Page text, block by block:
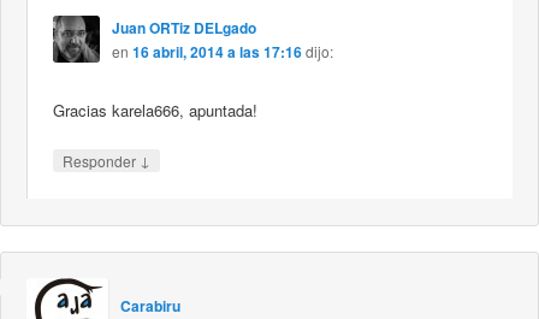
Juan ORTiz DELgado
en16 abril, 2014 a las 17:16dijo:
Gracias karela666, apuntada!
Responder ↓
Carabiru